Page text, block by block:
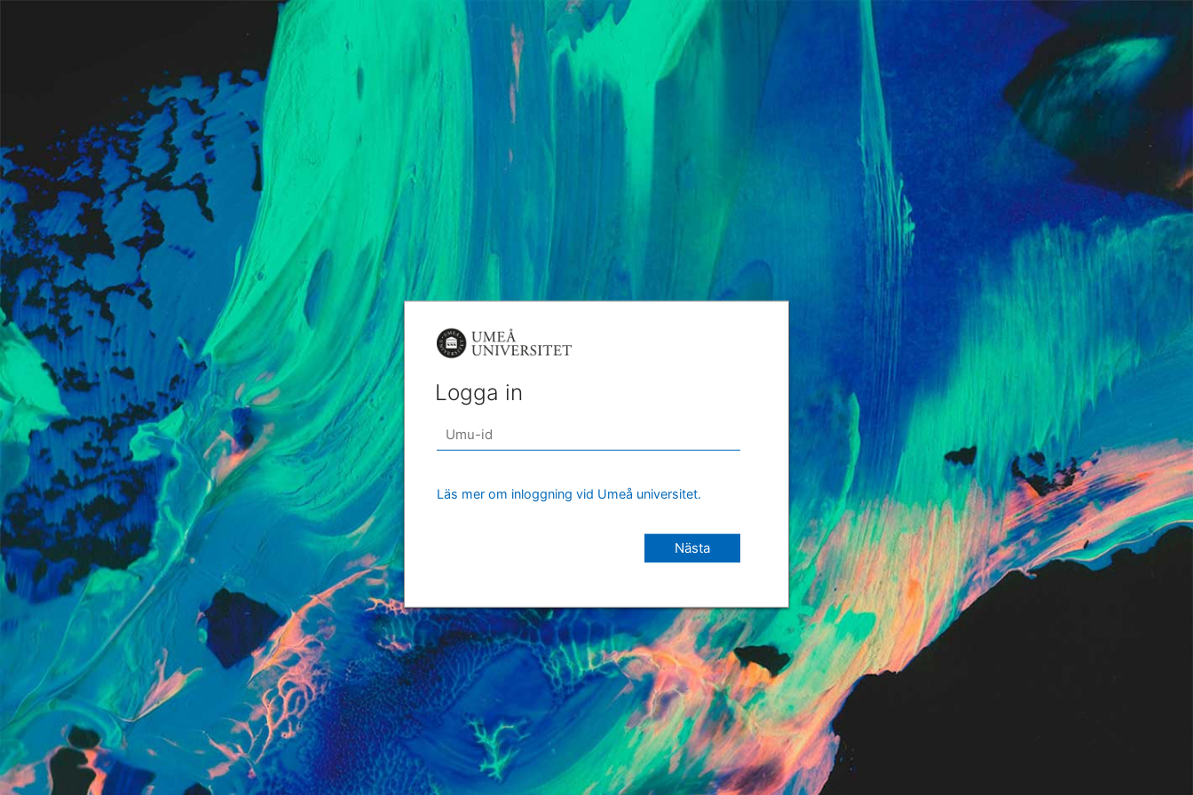
Logga in
Läs mer om inloggning vid Umeå universitet.
Nästa